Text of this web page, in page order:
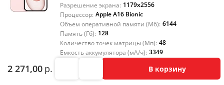
Разрешение экрана: 1179x2556
Процессор: Apple A16 Bionic
Объем оперативной памяти (Мб): 6144
Память (Гб): 128
Количество точек матрицы (Мп): 48
Емкость аккумулятора (мА/ч): 3349
2 271,00 р. В корзину